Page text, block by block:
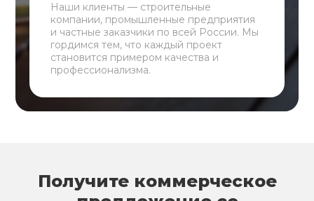
Наши клиенты — строительные
компании, промышленные предприятия
и частные заказчики по всей России. Мы
гордимся тем, что каждый проект
становится примером качества и
профессионализма.
Получите коммерческое